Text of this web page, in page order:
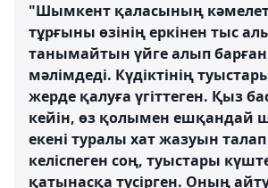
"Шымкент қаласының
тұрғыны өзінің еркінен тыс
танымайтын үйге алып
мәлімдеді. Күдіктінің
жерде қалуға үгіттеген. Қыз
кейін, өз қолымен
екені туралы хат жазуын
келіспеген соң, туыстары
қатынасқа түсірген. Оның